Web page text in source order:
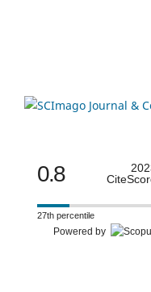
0.8
27th percentile
Powered by